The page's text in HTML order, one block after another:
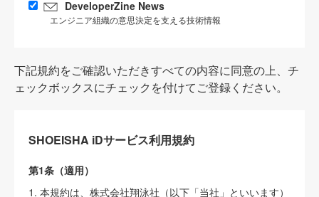
DeveloperZine News
エンジニア組織の意思決定を支える技術情報
下記規約をご確認いただきすべての内容に同意の上、チ
ェックボックスにチェックを付けてご登録ください。
SHOEISHA iDサービス利用規約
第1条（適用）
1. 本規約は、株式会社翔泳社（以下「当社」といいます）